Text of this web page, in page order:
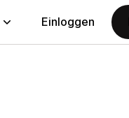
Einloggen